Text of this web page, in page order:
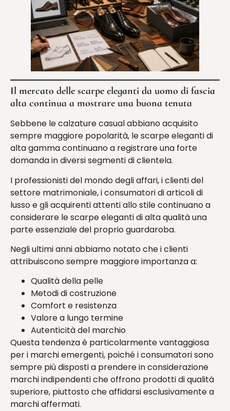
Il mercato delle scarpe eleganti da uomo di fascia
alta continua a mostrare una buona tenuta
Sebbene le calzature casual abbiano acquisito
sempre maggiore popolarità, le scarpe eleganti di
alta gamma continuano a registrare una forte
domanda in diversi segmenti di clientela.
I professionisti del mondo degli affari, i clienti del
settore matrimoniale, i consumatori di articoli di
lusso e gli acquirenti attenti allo stile continuano a
considerare le scarpe eleganti di alta qualità una
parte essenziale del proprio guardaroba.
Negli ultimi anni abbiamo notato che i clienti
attribuiscono sempre maggiore importanza a:
Qualità della pelle
Metodi di costruzione
Comfort e resistenza
Valore a lungo termine
Autenticità del marchio
Questa tendenza è particolarmente vantaggiosa
per i marchi emergenti, poiché i consumatori sono
sempre più disposti a prendere in considerazione
marchi indipendenti che offrono prodotti di qualità
superiore, piuttosto che affidarsi esclusivamente a
marchi affermati.